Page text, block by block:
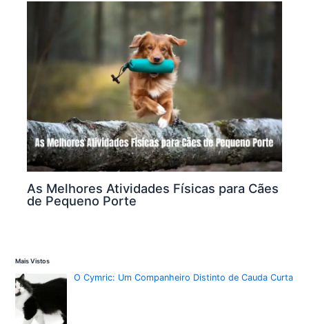
As Melhores Atividades Físicas para Cães
de Pequeno Porte
Mais Vistos
O Cymric: Um Companheiro Distinto de Cauda Curta